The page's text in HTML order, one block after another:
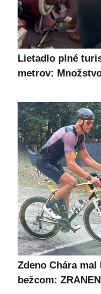
Lietadlo plné
metrov:
Zdeno Chára
bežcom: